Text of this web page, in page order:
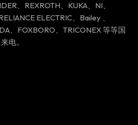
、REXROTH、KUKA、NI、
ELECTRIC、Bailey 、
、FOXBORO、TRICONEX 等等国
电。